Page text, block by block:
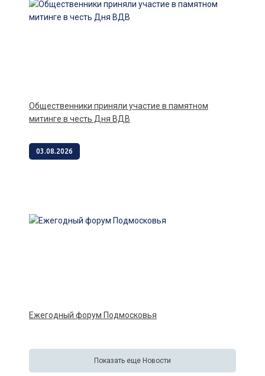
Общественники приняли участие в памятном
митинге в честь Дня ВДВ
03.08.2026
Ежегодный форум Подмосковья
Показать еще Новости